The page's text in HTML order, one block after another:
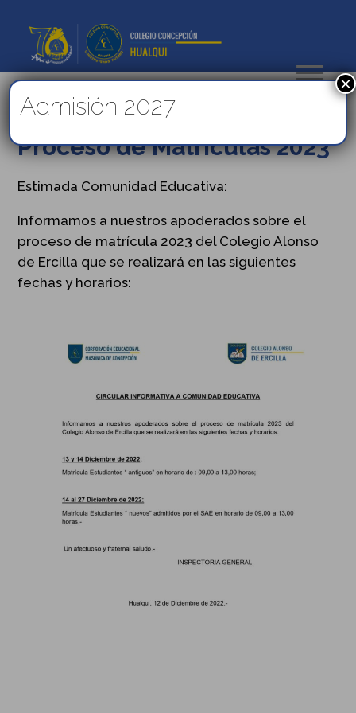
COMUNICADO: Fechas
Proceso de Matriculas 2023
Estimada Comunidad Educativa:
Informamos a nuestros apoderados sobre el
proceso de matrícula 2023 del Colegio Alonso
de Ercilla que se realizará en las siguientes
fechas y horarios:
Admisión 2027
×